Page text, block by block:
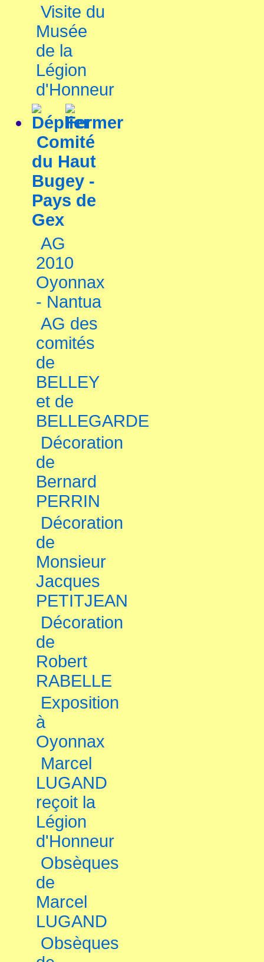
Visite du
Musée
de la
Légion
d'Honneur
Comité
du Haut
Bugey -
Pays de
Gex
AG
2010
Oyonnax
- Nantua
AG des
comités
de
BELLEY
et de
BELLEGARDE
Décoration
de
Bernard
PERRIN
Décoration
de
Monsieur
Jacques
PETITJEAN
Décoration
de
Robert
RABELLE
Exposition
à
Oyonnax
Marcel
LUGAND
reçoit la
Légion
d'Honneur
Obsèques
de
Marcel
LUGAND
Obsèques